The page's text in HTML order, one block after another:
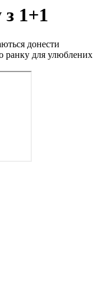
1+1
донести
ранку для улюблених